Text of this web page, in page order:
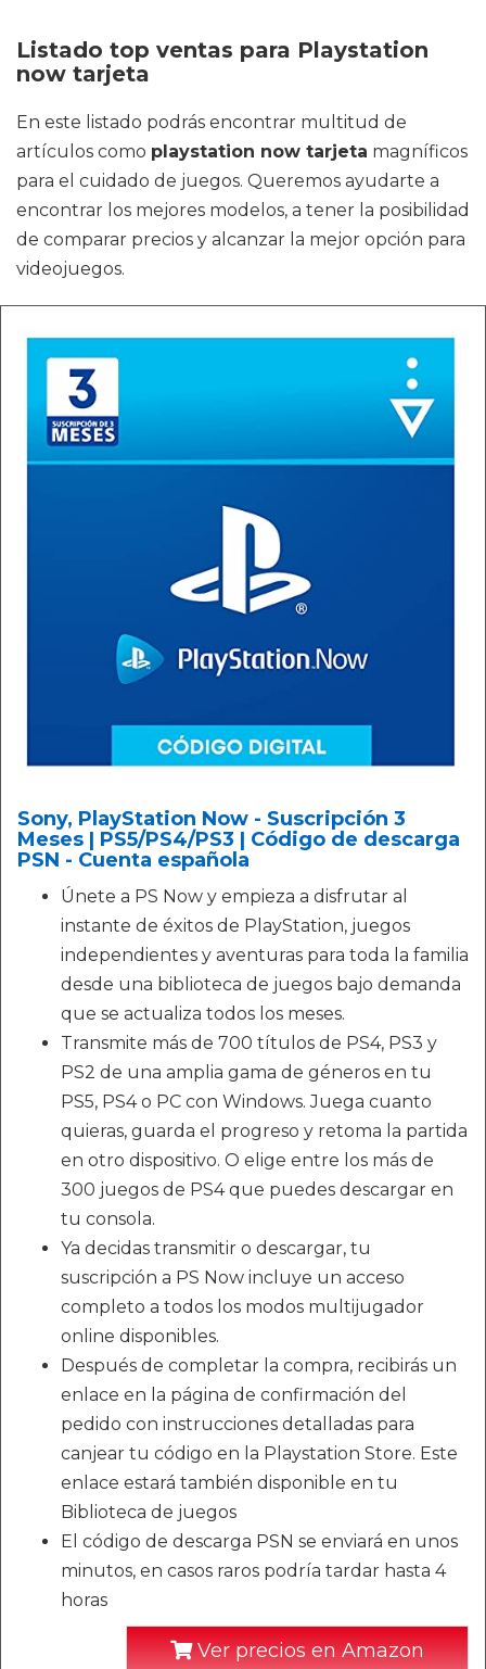
Listado top ventas para Playstation
now tarjeta
En este listado podrás encontrar multitud de
artículos como playstation now tarjeta magníficos
para el cuidado de juegos. Queremos ayudarte a
encontrar los mejores modelos, a tener la posibilidad
de comparar precios y alcanzar la mejor opción para
videojuegos.
Sony, PlayStation Now - Suscripción 3
Meses | PS5/PS4/PS3 | Código de descarga
PSN - Cuenta española
Únete a PS Now y empieza a disfrutar al
instante de éxitos de PlayStation, juegos
independientes y aventuras para toda la familia
desde una biblioteca de juegos bajo demanda
que se actualiza todos los meses.
Transmite más de 700 títulos de PS4, PS3 y
PS2 de una amplia gama de géneros en tu
PS5, PS4 o PC con Windows. Juega cuanto
quieras, guarda el progreso y retoma la partida
en otro dispositivo. O elige entre los más de
300 juegos de PS4 que puedes descargar en
tu consola.
Ya decidas transmitir o descargar, tu
suscripción a PS Now incluye un acceso
completo a todos los modos multijugador
online disponibles.
Después de completar la compra, recibirás un
enlace en la página de confirmación del
pedido con instrucciones detalladas para
canjear tu código en la Playstation Store. Este
enlace estará también disponible en tu
Biblioteca de juegos
El código de descarga PSN se enviará en unos
minutos, en casos raros podría tardar hasta 4
horas
Ver precios en Amazon